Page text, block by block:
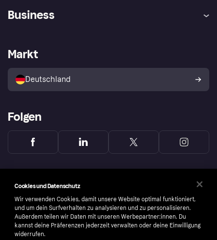
Klarna App
Shops entdecken
Käuferschutzrichtlinie
Dein Widerrufsrecht
Business
Händlerportal
Markt
Deutschland
Folgen
Cookies und Datenschutz
Wir verwenden Cookies, damit unsere Website optimal funktioniert,
und um dein Surfverhalten zu analysieren und zu personalisieren.
Außerdem teilen wir Daten mit unseren Werbepartner:innen. Du
kannst deine Präferenzen jederzeit verwalten oder deine Einwilligung
widerrufen.